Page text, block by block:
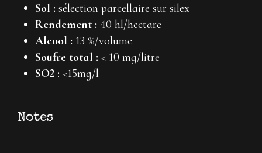
Sol : sélection parcellaire sur silex
Rendement : 40 hl/hectare
Alcool : 13 %/volume
Soufre total : < 10 mg/litre
SO2 : <15mg/l
Notes